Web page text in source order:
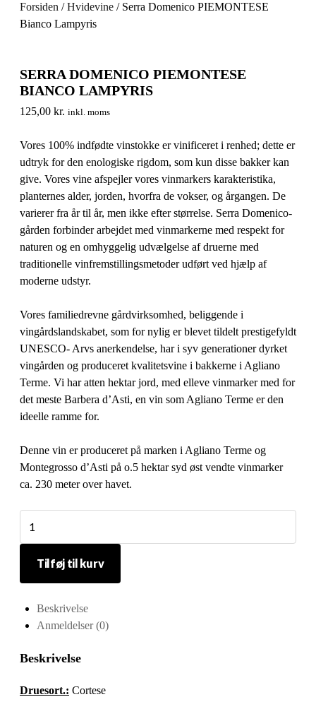
Forsiden /Hvidevine / Serra Domenico PIEMONTESE
Bianco Lampyris
SERRA DOMENICO PIEMONTESE
BIANCO LAMPYRIS
125,00 kr. inkl. moms
Vores 100% indfødte vinstokke er vinificeret i renhed; dette er
udtryk for den enologiske rigdom, som kun disse bakker kan
give. Vores vine afspejler vores vinmarkers karakteristika,
planternes alder, jorden, hvorfra de vokser, og årgangen. De
varierer fra år til år, men ikke efter størrelse. Serra Domenico-
gården forbinder arbejdet med vinmarkerne med respekt for
naturen og en omhyggelig udvælgelse af druerne med
traditionelle vinfremstillingsmetoder udført ved hjælp af
moderne udstyr.
Vores familiedrevne gårdvirksomhed, beliggende i
vingårdslandskabet, som for nylig er blevet tildelt prestigefyldt
UNESCO- Arvs anerkendelse, har i syv generationer dyrket
vingården og produceret kvalitetsvine i bakkerne i Agliano
Terme. Vi har atten hektar jord, med elleve vinmarker med for
det meste Barbera d’Asti, en vin som Agliano Terme er den
ideelle ramme for.
Denne vin er produceret på marken i Agliano Terme og
Montegrosso d’Asti på o.5 hektar syd øst vendte vinmarker
ca. 230 meter over havet.
Domenico
Bianco
Lampyris
antal
Tilføj til kurv
Beskrivelse
Anmeldelser (0)
Beskrivelse
Druesort.: Cortese